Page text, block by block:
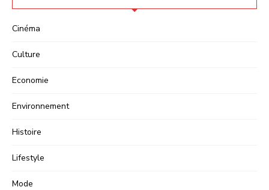
Cinéma
Culture
Economie
Environnement
Histoire
Lifestyle
Mode